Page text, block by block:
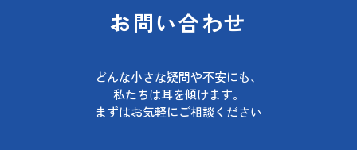
お問い合わせ
どんな小さな疑問や不安にも、
私たちは耳を傾けます。
まずはお気軽にご相談ください